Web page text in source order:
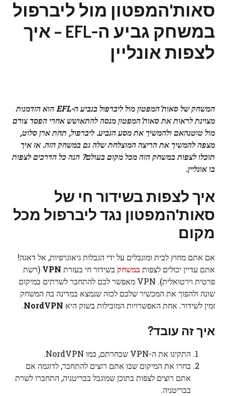
סאות'המפטון מול ליברפול
במשחק גביע ה-EFL – איך
לצפות אונליין
המשחק של סאות'המפטון מול ליברפול בגביע ה-EFL הוא הזדמנות
מצוינת לראות את סאות'המפטון מנסה להתאושש אחרי הפסד צורם
מול טוטנהאם ולהמשיך את מסע הגביע. ליברפול, תחת ארן סלוט,
מצפה להמשיך את הריצה המוצלחת שלה גם במשחק הזה. אז איך
תוכלו לצפות במשחק הזה מכל מקום בעולם? הנה כל הדרכים לצפות
בו אונליין.
איך לצפות בשידור חי של
סאות'המפטון נגד ליברפול מכל
מקום
אם אתם מחוץ לבית ומוגבלים על ידי הגבלות גיאוגרפיות, אל דאגה!
אתם עדיין יכולים לצפות במשחק בשידור חי בעזרת VPN (רשת
פרטית וירטואלית). VPN מאפשר לכם להתחבר לשרתים במיקום
שונה ולהפוך את המכשיר שלכם לכזה שנמצא במדינה בה המשחק
זמין לשידור. אחת האפשרויות המובילות בשוק היא NordVPN
.
איך זה עובד?
התקינו את ה-VPN שבחרתם, כמו NordVPN.
בחרו את המיקום שבו אתם רוצים להתחבר, לדוגמה אם
אתם רוצים לצפות בתוכן שמוגבל בבריטניה, התחברו לשרת
בבריטניה.